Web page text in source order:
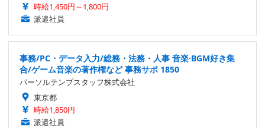
時給1,450円～1,800円
派遣社員
事務/PC・データ入力/総務・法務・人事 音楽·BGM好き集
合/ゲーム音楽の著作権など 事務サポ 1850
パーソルテンプスタッフ株式会社
東京都
時給1,850円
派遣社員